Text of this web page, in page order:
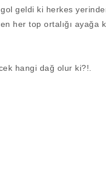
geldi ki herkes
her top ortalığı ayağa
hangi dağ olur ki?!.